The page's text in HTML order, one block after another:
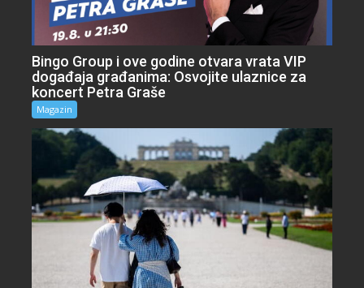
Bingo Group i ove godine otvara vrata VIP
događaja građanima: Osvojite ulaznice za
koncert Petra Graše
Magazin